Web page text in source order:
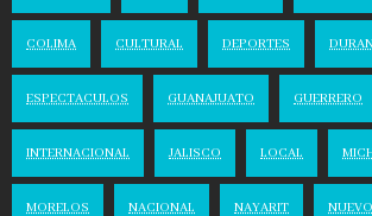
COLIMA CULTURAL DEPORTES
ESPECTACULOS GUANAJUATO GUERRERO
INTERNACIONAL JALISCO LOCAL
MORELOS NACIONAL NAYARIT